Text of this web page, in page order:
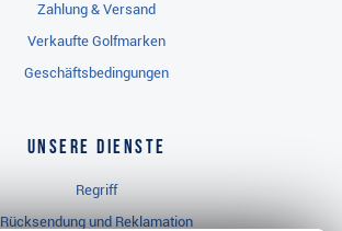
Zahlung & Versand
Verkaufte Golfmarken
Geschäftsbedingungen
Unsere Dienste
Regriff
Rücksendung und Reklamation